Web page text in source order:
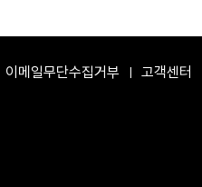
이메일무단수집거부 고객센터